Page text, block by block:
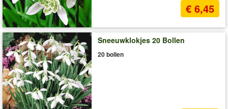
€ 6,45
Sneeuwklokjes 20 Bollen
20 bollen